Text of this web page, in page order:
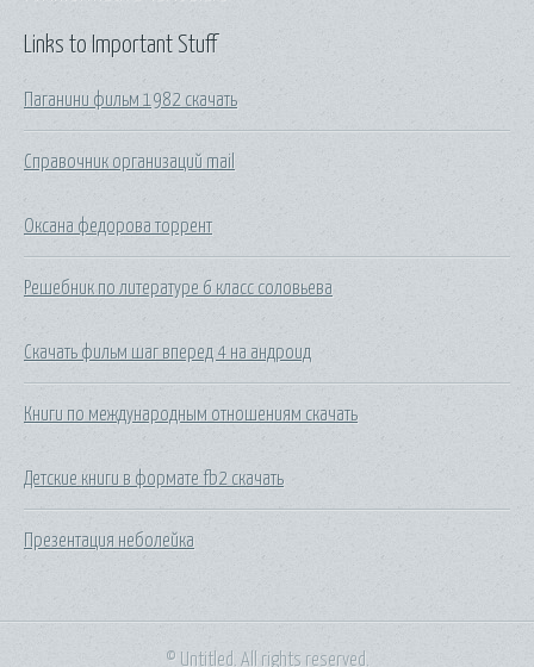
Links to Important Stuff
Паганини фильм 1982 скачать
Справочник организаций mail
Оксана федорова торрент
Решебник по литературе 6 класс соловьева
Скачать фильм шаг вперед 4 на андроид
Книги по международным отношениям скачать
Детские книги в формате fb2 скачать
Презентация неболейка
© Untitled. All rights reserved.